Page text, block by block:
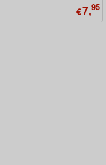
€7,95